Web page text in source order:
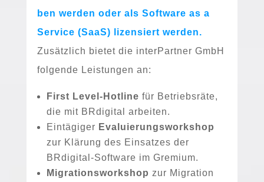
ben wer­den oder als Software as a
Service (SaaS) lizen­siert wer­den.
Zusätzlich bie­tet die interPartner GmbH
fol­gen­de Leistungen an:
First Level-Hotline für Betriebsräte,
die mit BRdigital arbeiten.
Eintägiger Evaluierungsworkshop
zur Klärung des Einsatzes der
BRdigital-Software im Gremium.
Migrationsworkshop zur Migration